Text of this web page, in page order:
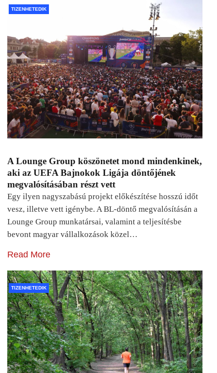
TIZENHETEDIK
A Lounge Group köszönetet mond mindenkinek,
aki az UEFA Bajnokok Ligája döntőjének
megvalósításában részt vett
Egy ilyen nagyszabású projekt előkészítése hosszú időt
vesz, illetve vett igénybe. A BL-döntő megvalósításán a
Lounge Group munkatársai, valamint a teljesítésbe
bevont magyar vállalkozások közel…
Read More
TIZENHETEDIK